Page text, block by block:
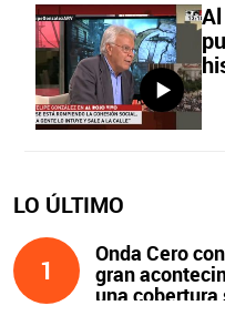
LO ÚLTIMO
1
Onda Cero
gran
una